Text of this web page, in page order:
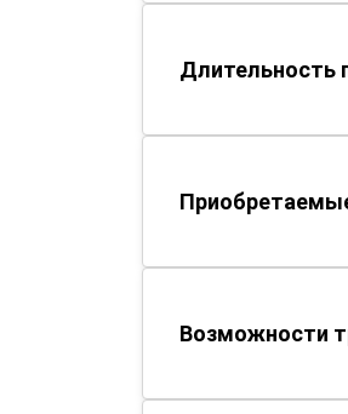
Длительность
Возможности